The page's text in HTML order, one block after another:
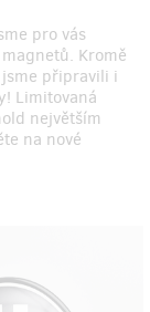
pro vás
Kromě
připravili i
Limitovaná
největším
na nové